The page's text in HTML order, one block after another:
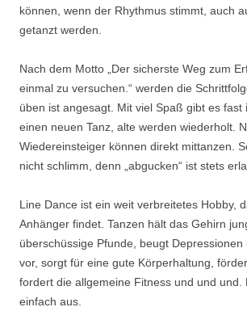
können, wenn der Rhythmus stimmt, auch
getanzt werden.
Nach dem Motto „Der sicherste Weg zum
einmal zu versuchen.“ werden die
üben ist angesagt. Mit viel Spaß gibt es fast
einen neuen Tanz, alte werden wiederholt.
Wiedereinsteiger können direkt mittanzen.
nicht schlimm, denn „abgucken“ ist stets
Line Dance ist ein weit verbreitetes Hobby,
Anhänger findet. Tanzen hält das Gehirn
überschüssige Pfunde, beugt Depressionen
vor, sorgt für eine gute Körperhaltung,
fordert die allgemeine Fitness und und und.
einfach aus.